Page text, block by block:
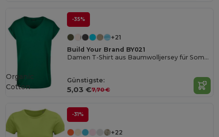
-35%
+21
Build Your Brand BY021
Damen T-Shirt aus Baumwolljersey für Sommer
Günstigste:
5,03 €7,70 €
Organic
Cotton
-31%
+22